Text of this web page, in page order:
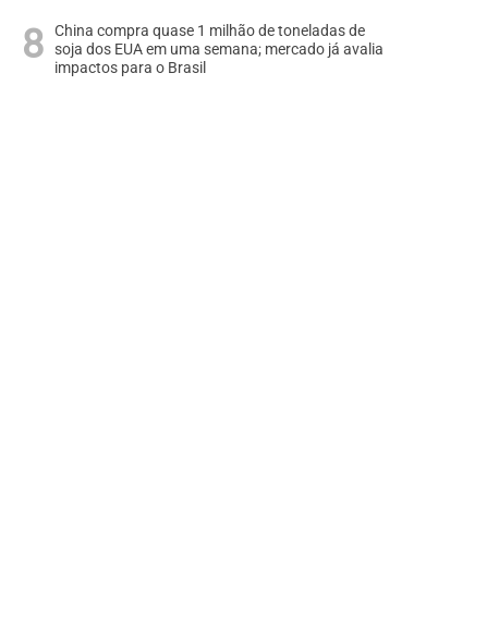
China compra quase 1 milhão de toneladas de
soja dos EUA em uma semana; mercado já avalia
impactos para o Brasil